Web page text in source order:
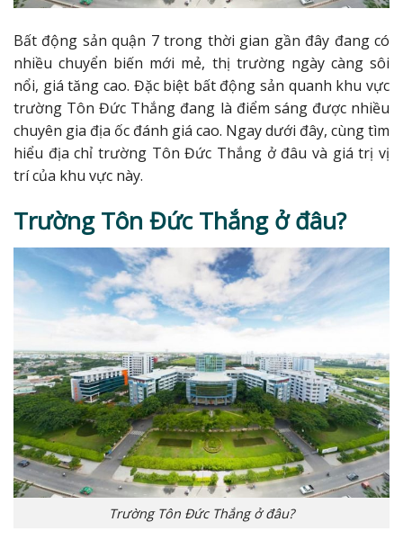
Bất động sản quận 7 trong thời gian gần đây đang có
nhiều chuyển biến mới mẻ, thị trường ngày càng sôi
nổi, giá tăng cao. Đặc biệt bất động sản quanh khu vực
trường Tôn Đức Thắng đang là điểm sáng được nhiều
chuyên gia địa ốc đánh giá cao. Ngay dưới đây, cùng tìm
hiểu địa chỉ trường Tôn Đức Thắng ở đâu và giá trị vị
trí của khu vực này.
Trường Tôn Đức Thắng ở đâu?
Trường Tôn Đức Thắng ở đâu?